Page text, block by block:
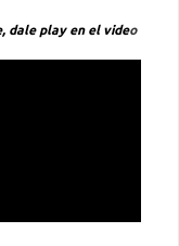
dale play en el video